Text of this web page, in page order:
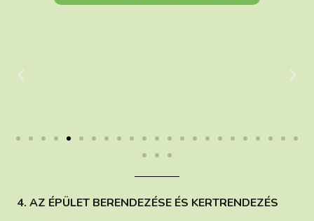
4. AZ ÉPÜLET BERENDEZÉSE ÉS KERTRENDEZÉS